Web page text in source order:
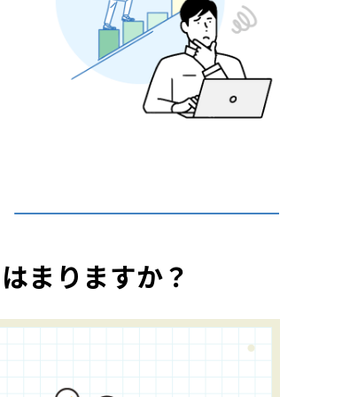
まりますか？